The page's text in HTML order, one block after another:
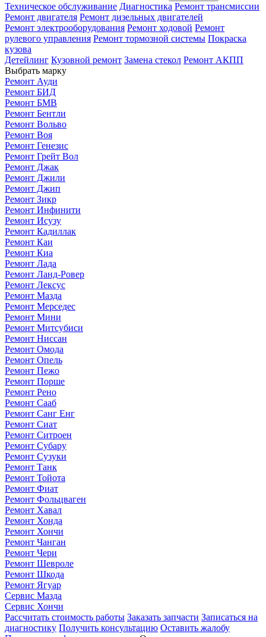
Техническое обслуживание Диагностика Ремонт трансмиссии
Ремонт двигателя Ремонт дизельных двигателей
Ремонт электрооборудования Ремонт ходовой Ремонт
рулевого управления Ремонт тормозной системы Покраска
кузова
Детейлинг Кузовной ремонт Замена стекол Ремонт АКПП
Выбрать марку
Ремонт Ауди
Ремонт БИД
Ремонт БМВ
Ремонт Бентли
Ремонт Вольво
Ремонт Воя
Ремонт Генезис
Ремонт Грейт Вол
Ремонт Джак
Ремонт Джили
Ремонт Джип
Ремонт Зикр
Ремонт Инфинити
Ремонт Исузу
Ремонт Кадиллак
Ремонт Каи
Ремонт Киа
Ремонт Лада
Ремонт Ланд-Ровер
Ремонт Лексус
Ремонт Мазда
Ремонт Мерседес
Ремонт Мини
Ремонт Митсубиси
Ремонт Ниссан
Ремонт Омода
Ремонт Опель
Ремонт Пежо
Ремонт Порше
Ремонт Рено
Ремонт Сааб
Ремонт Санг Енг
Ремонт Сиат
Ремонт Ситроен
Ремонт Субару
Ремонт Сузуки
Ремонт Танк
Ремонт Тойота
Ремонт Фиат
Ремонт Фольцваген
Ремонт Хавал
Ремонт Хонда
Ремонт Хончи
Ремонт Чанган
Ремонт Чери
Ремонт Шевроле
Ремонт Шкода
Ремонт Ягуар
Сервис Мазда
Сервис Хончи
Рассчитать стоимость работы Заказать запчасти Записаться на
диагностику Получить консультацию Оставить жалобу